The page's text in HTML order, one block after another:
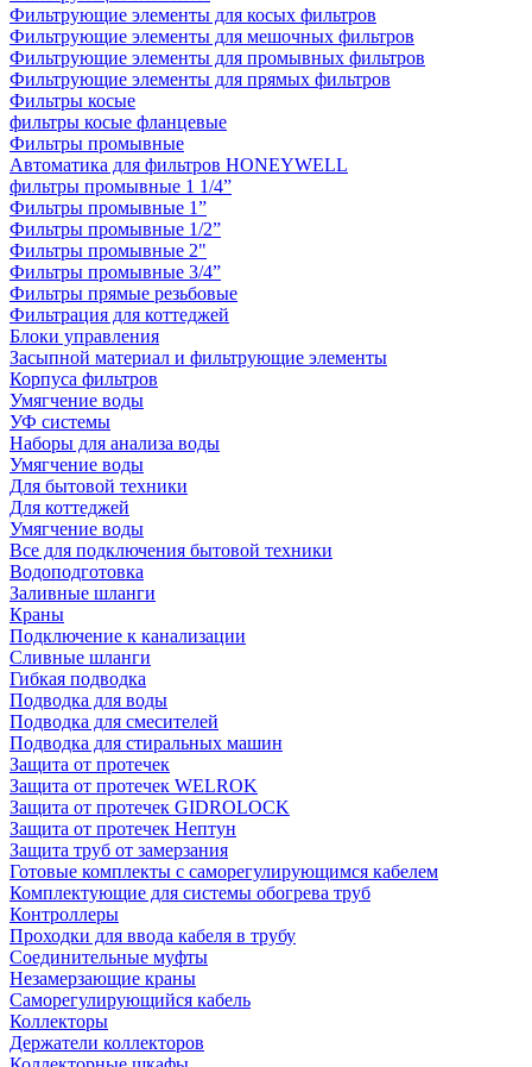
Фильтрующие элементы для косых фильтров
Фильтрующие элементы для мешочных фильтров
Фильтрующие элементы для промывных фильтров
Фильтрующие элементы для прямых фильтров
Фильтры косые
фильтры косые фланцевые
Фильтры промывные
Автоматика для фильтров HONEYWELL
фильтры промывные 1 1/4”
Фильтры промывные 1”
Фильтры промывные 1/2”
Фильтры промывные 2"
Фильтры промывные 3/4”
Фильтры прямые резьбовые
Фильтрация для коттеджей
Блоки управления
Засыпной материал и фильтрующие элементы
Корпуса фильтров
Умягчение воды
УФ системы
Наборы для анализа воды
Умягчение воды
Для бытовой техники
Для коттеджей
Умягчение воды
Все для подключения бытовой техники
Водоподготовка
Заливные шланги
Краны
Подключение к канализации
Сливные шланги
Гибкая подводка
Подводка для воды
Подводка для смесителей
Подводка для стиральных машин
Защита от протечек
Защита от протечек WELROK
Защита от протечек GIDROLOCK
Защита от протечек Нептун
Защита труб от замерзания
Готовые комплекты с саморегулирующимся кабелем
Комплектующие для системы обогрева труб
Контроллеры
Проходки для ввода кабеля в трубу
Соединительные муфты
Незамерзающие краны
Саморегулирующийся кабель
Коллекторы
Держатели коллекторов